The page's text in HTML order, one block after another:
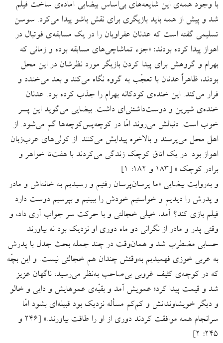
با وجود همه‌ی این شایعه‌های بی‌اساس بیضایی آماده‌ی ساخت فیلم
‌شد و پیش از همه باید بازیگری برای نقش باشو پیدا می‌کرد. سوسن
تسلیمی گفته است که عدنان عفراویان را در یک مسابقه‌ی فوتبال در
اهواز پیدا کرده بودند: «جزء تماشاچی‌های مسابقه بوده و زمانی که
بهرام و گروهش برای پیدا کردن بازیگر مورد نظرشان در این محل
بودند، ظاهراً عدنان با تعجّب به گروه نگاه می‌کند و بعد می‌خندد و
فرار می‌کند. این خنده‌ی کودکانه بهرام را جذب کرده بود. عدنان
خنده‌ی شیرین و دوست‌داشتنی‌ای داشت. بیضایی می‌گوید این پسر
خوب است. دنبالش می‌روند امّا در کوچه‌پس‌کوچه‌ها گم می‌شود. از
اهل محل می‌پرسند و بالاخره پیدایش می‌کنند. از کولی‌های عرب‌زبان
اهواز بود. در یک اتاق کوچک زندگی می‌کردند با هفت‌تا خواهر و
برادر کوچک.» [۱۸۳ و ۱۸۲: ۱]
و به‌روایت بیضایی «ما پرسان‌پرسان رفتیم و رسیدیم به خانه‌اش و مادر
و پدرش را دیدیم و خواستیم خودش را ببینیم و بپرسیم دوست دارد
فیلم بازی کند؟ آمد، خیلی خجالتی و با حرکت سر جواب آری داد، و
وقتی پدر و مادر از نگرانی دو ماه دوری او نزدیک بود نه بیاورند
حسابی مضطرب شد و همان‌وقت در چند جمله بحث جدل با پدرش
به عربی خوزی فهمیدیم به‌وقتش چندان هم خجالتی نیست. و این بچّه
که در کوچه‌ی کثیف غروبی بی‌صاحب به‌نظر می‌رسید، ناگهان عزیز
شد و قیمت پیدا کرد؛ عمویش آمد و بقیّه‌ی عموهایش و دایی و خالو
و دیگر خویشاوندانش و کم‌کم مسأله نزدیک بود قبیله‌ای بشود امّا
سرانجام همه موافقت کردند دوری از او را طاقت بیاورند.» [۲۴۶ و
۲۴۵: ۲]